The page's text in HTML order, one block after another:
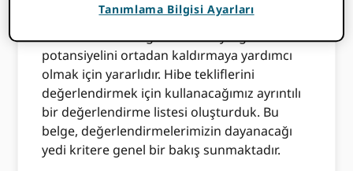
önemli olduğunu ifade etmek ve kriterleri
daha nesnel hale getirerek önyargı
potansiyelini ortadan kaldırmaya yardımcı
olmak için yararlıdır. Hibe tekliflerini
değerlendirmek için kullanacağımız ayrıntılı
bir değerlendirme listesi oluşturduk. Bu
belge, değerlendirmelerimizin dayanacağı
yedi kritere genel bir bakış sunmaktadır.
Tanımlama Bilgisi Ayarları